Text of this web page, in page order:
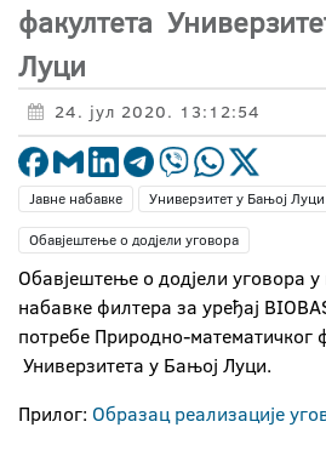
факултета
Луци
24. јул 2020. 13:12:54
Јавне набавке
Универзитет у Бањој Луци
Обавјештење о додјели уговора
Обавјештење о додјели уговора у
набавке филтера за уређај
потребе Природно-математичког
Универзитета у Бањој Луци.
Прилог: Образац реализације